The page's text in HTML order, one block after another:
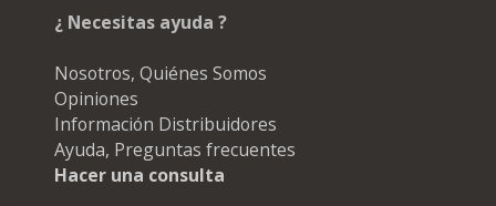
¿ Necesitas ayuda ?
Nosotros, Quiénes Somos
Opiniones
Información Distribuidores
Ayuda, Preguntas frecuentes
Hacer una consulta